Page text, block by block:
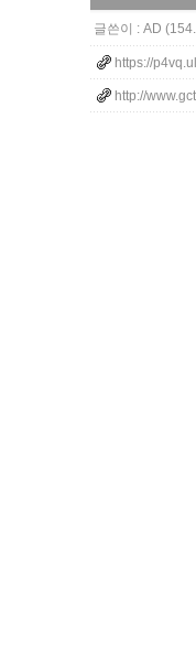
글쓴이 : AD
https://
http://